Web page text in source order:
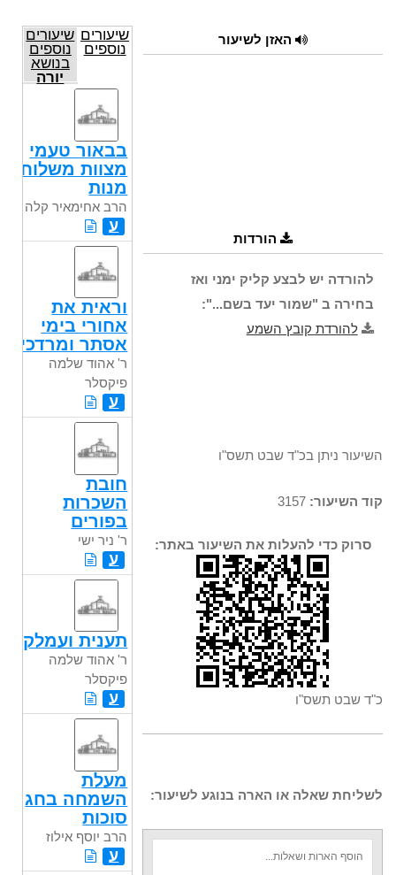
האזן לשיעור
הורדות
להורדה יש לבצע קליק ימני ואז
בחירה ב "שמור יעד בשם...":
להורדת קובץ השמע
השיעור ניתן בכ"ד שבט תשס"ו
קוד השיעור:
סרוק כדי להעלות את השיעור באתר:
כ"ד שבט תשס"ו
לשליחת שאלה או הארה בנוגע לשיעור:
שיעורים
נוספים
שיעורים
נוספים
בנושא
יורה
בבאור טעמי
מצוות משלוח
מנות
הרב אחימאיר קלה
ע
וראית את
אחורי בימי
אסתר ומרדכי
ר' אהוד שלמה
פיקסלר
ע
חובת
השכרות
בפורים
ר' ניר ישי
ע
תענית ועמלק
ר' אהוד שלמה
פיקסלר
ע
מעלת
השמחה בחג
סוכות
הרב יוסף אילוז
ע